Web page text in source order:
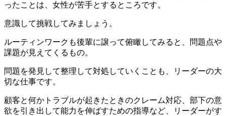
ったことは、女性が苦手とするところです。
意識して挑戦してみましょう。
ルーティンワークも後輩に譲って俯瞰してみると、問題点や
課題が見えてくるもの。
問題を発見して整理して対処していく ことも、リーダーの大
切な仕事です。
顧客と何かトラブルが起きたときのクレーム対応、部下の意
欲を引き出して能力を伸ばすための指導など、リーダーがす